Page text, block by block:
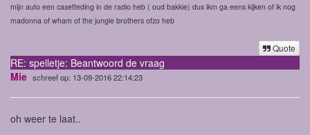
mijn auto een casetteding in de radio heb ( oud bakkie) dus ikm ga eens kijken of ik nog
madonna of wham of the jungle brothers ofzo heb
Quote
RE: spelletje: Beantwoord de vraag
Mie schreef op: 13-09-2016 22:14:23
oh weer te laat..